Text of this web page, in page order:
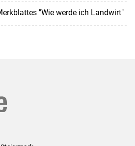
"Wie werde ich Landwirt"